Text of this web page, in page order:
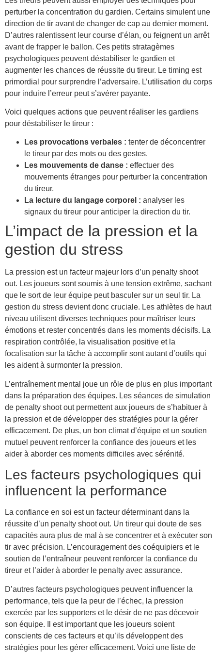
perturber la concentration du gardien. Certains simulent une
direction de tir avant de changer de cap au dernier moment.
D’autres ralentissent leur course d’élan, ou feignent un arrêt
avant de frapper le ballon. Ces petits stratagèmes
psychologiques peuvent déstabiliser le gardien et
augmenter les chances de réussite du tireur. Le timing est
primordial pour surprendre l’adversaire. L’utilisation du corps
pour induire l’erreur peut s’avérer payante.
Voici quelques actions que peuvent réaliser les gardiens
pour déstabiliser le tireur :
Les provocations verbales : tenter de déconcentrer
le tireur par des mots ou des gestes.
Les mouvements de danse : effectuer des
mouvements étranges pour perturber la concentration
du tireur.
La lecture du langage corporel : analyser les
signaux du tireur pour anticiper la direction du tir.
L’impact de la pression et la
gestion du stress
La pression est un facteur majeur lors d’un penalty shoot
out. Les joueurs sont soumis à une tension extrême, sachant
que le sort de leur équipe peut basculer sur un seul tir. La
gestion du stress devient donc cruciale. Les athlètes de haut
niveau utilisent diverses techniques pour maîtriser leurs
émotions et rester concentrés dans les moments décisifs. La
respiration contrôlée, la visualisation positive et la
focalisation sur la tâche à accomplir sont autant d’outils qui
les aident à surmonter la pression.
L’entraînement mental joue un rôle de plus en plus important
dans la préparation des équipes. Les séances de simulation
de penalty shoot out permettent aux joueurs de s’habituer à
la pression et de développer des stratégies pour la gérer
efficacement. De plus, un bon climat d’équipe et un soutien
mutuel peuvent renforcer la confiance des joueurs et les
aider à aborder ces moments difficiles avec sérénité.
Les facteurs psychologiques qui
influencent la performance
La confiance en soi est un facteur déterminant dans la
réussite d’un penalty shoot out. Un tireur qui doute de ses
capacités aura plus de mal à se concentrer et à exécuter son
tir avec précision. L’encouragement des coéquipiers et le
soutien de l’entraîneur peuvent renforcer la confiance du
tireur et l’aider à aborder le penalty avec assurance.
D’autres facteurs psychologiques peuvent influencer la
performance, tels que la peur de l’échec, la pression
exercée par les supporters et le désir de ne pas décevoir
son équipe. Il est important que les joueurs soient
conscients de ces facteurs et qu’ils développent des
stratégies pour les gérer efficacement. Voici une liste de